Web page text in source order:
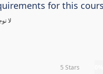
for this
لا
5 Stars